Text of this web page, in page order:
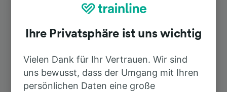
Top Strecken ab Schwarzenbach
Dauer
Nach Hof Hbf
Ihre Privatsphäre ist uns wichtig
Vielen Dank für Ihr Vertrauen. Wir sind
uns bewusst, dass der Umgang mit Ihren
persönlichen Daten eine große